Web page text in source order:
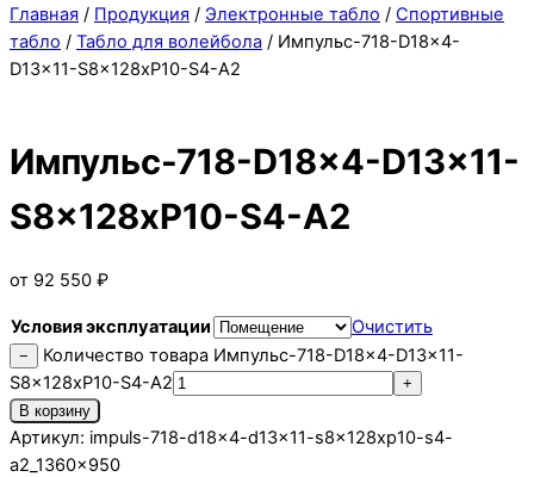
Главная / Продукция / Электронные табло / Спортивные
табло / Табло для волейбола / Импульс-718-D18x4-
D13x11-S8x128xP10-S4-A2
Импульс-718-D18x4-D13x11-
S8x128xP10-S4-A2
от 92 550 ₽
Условия эксплуатации Очистить
−
Количество товара Импульс-718-D18x4-D13x11-
S8x128xP10-S4-A2
+
В корзину
Артикул: impuls-718-d18x4-d13x11-s8x128xp10-s4-
a2_1360x950